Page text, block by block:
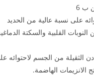
ب 6
على نسبة عالية من الحديد
القلبية والسكتة
الثقيلة من الجسم لاحتوائه
الانزيمات الهاضمة.